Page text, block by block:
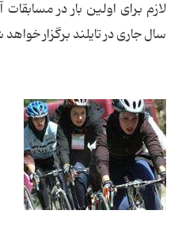
لازم برای اولین بار در
سال جاری در تایلند برگزار